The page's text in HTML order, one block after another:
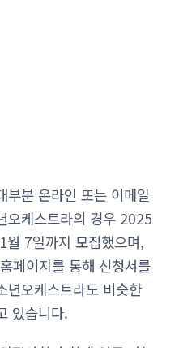
부분 온라인 또는 이메일
오케스트라의 경우 2025
7일까지 모집했으며,
페이지를 통해 신청서를
년오케스트라도 비슷한
있습니다.